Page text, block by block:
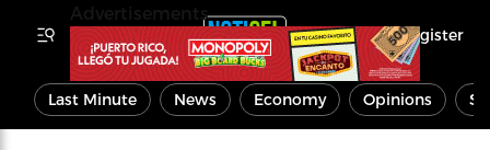
Register
Last Minute News Economy Opinions
Advertisements